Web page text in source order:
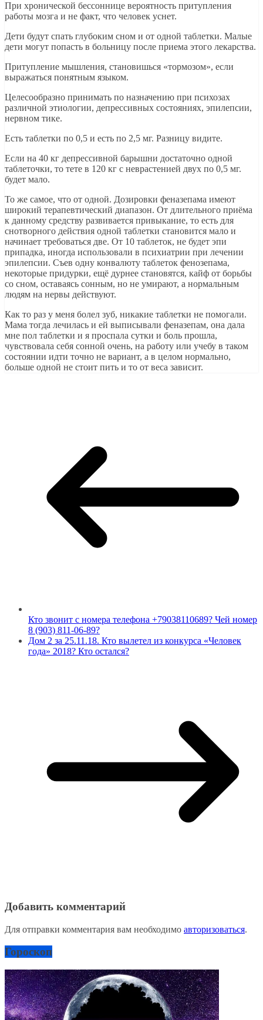
При хронической бессоннице вероятность притупления
работы мозга и не факт, что человек уснет.
Дети будут спать глубоким сном и от одной таблетки. Малые
дети могут попасть в больницу после приема этого лекарства.
Притупление мышления, становишься «тормозом», если
выражаться понятным языком.
Целесообразно принимать по назначению при психозах
различной этиологии, депрессивных состояниях, эпилепсии,
нервном тике.
Есть таблетки по 0,5 и есть по 2,5 мг. Разницу видите.
Если на 40 кг депрессивной барышни достаточно одной
таблеточки, то тете в 120 кг с неврастенией двух по 0,5 мг.
будет мало.
То же самое, что от одной. Дозировки феназепама имеют
широкий терапевтический диапазон. От длительного приёма
к данному средству развивается привыкание, то есть для
снотворного действия одной таблетки становится мало и
начинает требоваться две. От 10 таблеток, не будет эпи
припадка, иногда использовали в психиатрии при лечении
эпилепсии. Съев одну конвалюту таблеток фенозепама,
некоторые придурки, ещё дурнее становятся, кайф от борьбы
со сном, оставаясь сонным, но не умирают, а нормальным
людям на нервы действуют.
Как то раз у меня болел зуб, никакие таблетки не помогали.
Мама тогда лечилась и ей выписывали феназепам, она дала
мне пол таблетки и я проспала сутки и боль прошла,
чувствовала себя сонной очень, на работу или учебу в таком
состоянии идти точно не вариант, а в целом нормально,
больше одной не стоит пить и то от веса зависит.
Кто звонит с номера телефона +79038110689? Чей номер
8 (903) 811-06-89?
Дом 2 за 25.11.18. Кто вылетел из конкурса «Человек
года» 2018? Кто остался?
Добавить комментарий
Для отправки комментария вам необходимо авторизоваться.
Гороскоп